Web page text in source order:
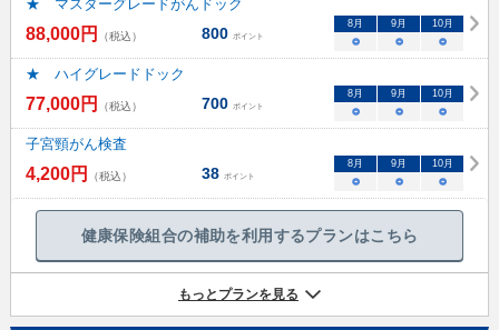
★ マスターグレードがんドック
88,000円 （税込） 800 ポイント
8月 9月 10月
○ ○ ○
★ ハイグレードドック
77,000円 （税込） 700 ポイント
8月 9月 10月
○ ○ ○
子宮頸がん検査
4,200円 （税込） 38 ポイント
8月 9月 10月
○ ○ ○
健康保険組合の補助を利用するプランはこちら
もっとプランを見る